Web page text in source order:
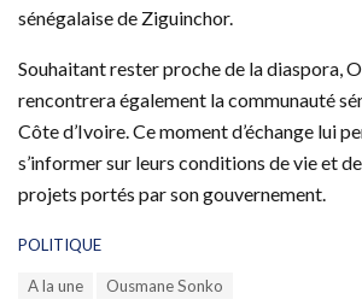
sénégalaise de Ziguinchor.
Souhaitant rester proche de la diaspora,
rencontrera également la communauté
Côte d’Ivoire. Ce moment d’échange lui
s’informer sur leurs conditions de vie et
projets portés par son gouvernement.
C
POLITIQUE
A la une Ousmane Sonko